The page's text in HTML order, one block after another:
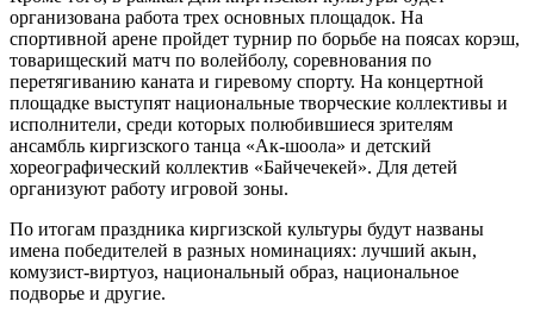
организована работа трех основных площадок. На
спортивной арене пройдет турнир по борьбе на поясах корэш,
товарищеский матч по волейболу, соревнования по
перетягиванию каната и гиревому спорту. На концертной
площадке выступят национальные творческие коллективы и
исполнители, среди которых полюбившиеся зрителям
ансамбль киргизского танца «Ак-шоола» и детский
хореографический коллектив «Байчечекей». Для детей
организуют работу игровой зоны.
По итогам праздника киргизской культуры будут названы
имена победителей в разных номинациях: лучший акын,
комузист-виртуоз, национальный образ, национальное
подворье и другие.